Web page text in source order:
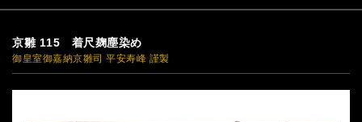
京雛 115 着尺麹塵染め
御皇室御嘉納京雛司 平安寿峰 謹製